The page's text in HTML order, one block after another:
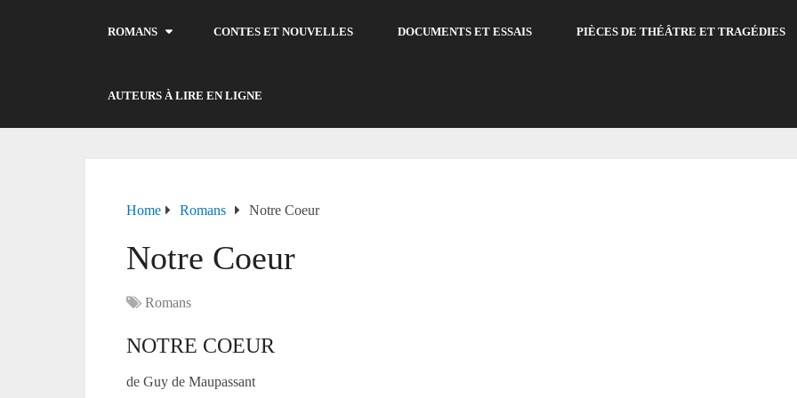
ROMANS CONTES ET NOUVELLES DOCUMENTS ET ESSAIS PIÈCES DE THÉÂTRE ET TRAGÉDIES
AUTEURS À LIRE EN LIGNE
Home Romans Notre Coeur
Notre Coeur
Romans
NOTRE COEUR
de Guy de Maupassant